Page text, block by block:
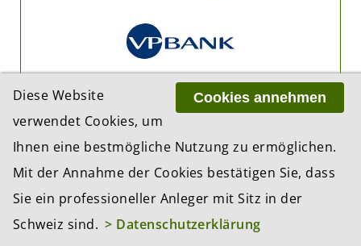
Cookies annehmen
Diese Website
verwendet Cookies, um
Ihnen eine bestmögliche Nutzung zu ermöglichen.
Mit der Annahme der Cookies bestätigen Sie, dass
Sie ein professioneller Anleger mit Sitz in der
Schweiz sind. > Datenschutzerklärung